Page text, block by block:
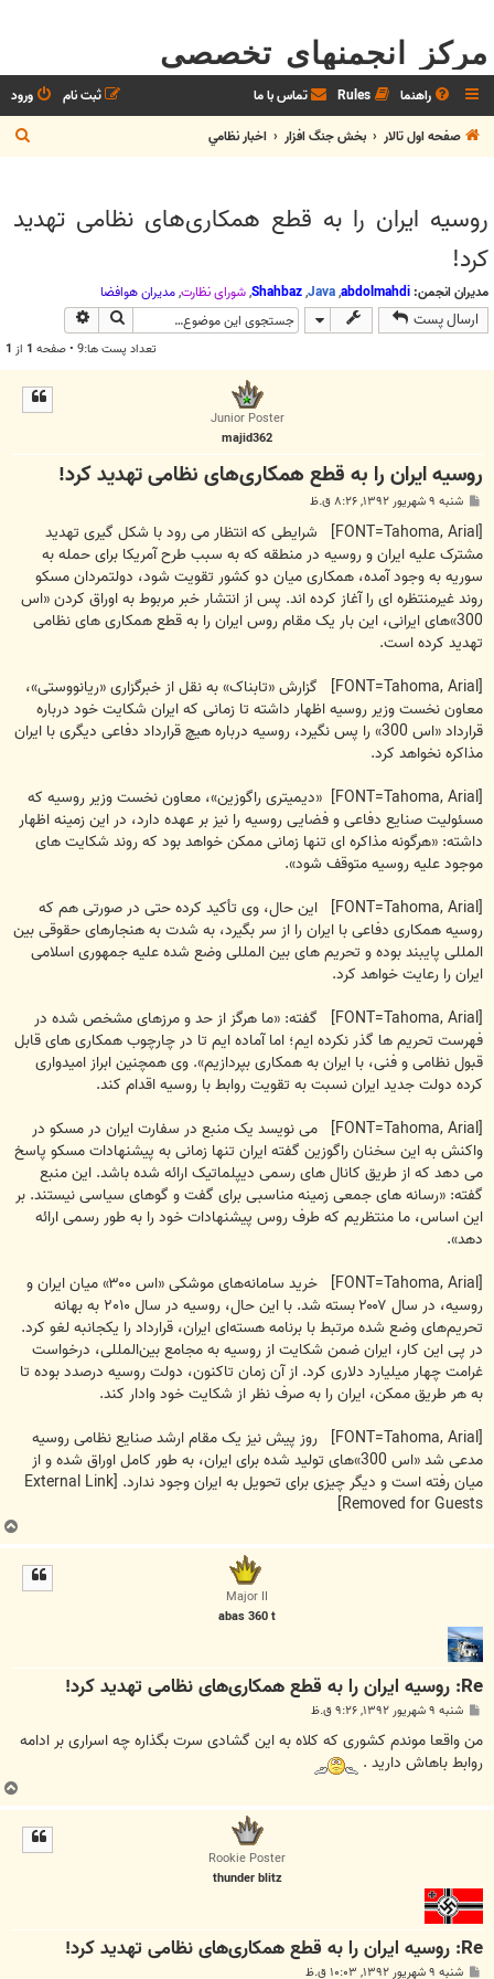
مرکز انجمنهای تخصصی
راهنما Rules تماس با ما ورود
ثبت نام
صفحه اول تالار
بخش جنگ افزار اخبار نظامي
س
روسیه ایران را به قطع همکاری‌های نظامی تهدید
کرد!
مدیران انجمن: abdolmahdi
,
Java
,
Shahbaz
,شوراي نظارت,مديران هوافضا
ارسال پست جستجو
تعداد پست ها:9 • صفحه 1 از 1
Junior Poster
majid362
روسیه ایران را به قطع همکاری‌های نظامی تهدید کرد!
ت
شنبه ۹ شهریور ۱۳۹۲, ۸:۲۶ ق.ظ
[FONT=Tahoma, Arial] شرایطی که انتظار می رود با شکل گیری تهدید
مشترک علیه ایران و روسیه در منطقه که به سبب طرح آمریکا برای حمله به
سوریه به وجود آمده، همکاری میان دو کشور تقویت شود، دولتمردان مسکو
روند غیرمنتظره ای را آغاز کرده اند. پس از انتشار خبر مربوط به اوراق کردن «اس
300»های ایرانی، این بار یک مقام روس ایران را به قطع همکاری های نظامی
تهدید کرده است.
[FONT=Tahoma, Arial] گزارش «تابناک» به نقل از خبرگزاری «ریانووستی»،
معاون نخست وزیر روسیه اظهار داشته تا زمانی که ایران شکایت خود درباره
قرارداد «اس 300» را پس نگیرد، روسیه درباره هیچ قرارداد دفاعی دیگری با ایران
مذاکره نخواهد کرد.
[FONT=Tahoma, Arial] «دیمیتری راگوزین»، معاون نخست وزیر روسیه که
مسئولیت صنایع دفاعی و فضایی روسیه را نیز بر عهده دارد، در این زمینه اظهار
داشته: «هرگونه مذاکره ای تنها زمانی ممکن خواهد بود که روند شکایت های
موجود علیه روسیه متوقف شود».
[FONT=Tahoma, Arial] این حال، وی تأکید کرده حتی در صورتی هم که
روسیه همکاری دفاعی با ایران را از سر بگیرد، به شدت به هنجارهای حقوقی بین
المللی پایبند بوده و تحریم های بین المللی وضع شده علیه جمهوری اسلامی
ایران را رعایت خواهد کرد.
[FONT=Tahoma, Arial] گفته: «ما هرگز از حد و مرزهای مشخص شده در
فهرست تحریم ها گذر نکرده ایم؛ اما آماده ایم تا در چارچوب همکاری های قابل
قبول نظامی و فنی، با ایران به همکاری بپردازیم». وی همچنین ابراز امیدواری
کرده دولت جدید ایران نسبت به تقویت روابط با روسیه اقدام کند.
[FONT=Tahoma, Arial] می نویسد یک منبع در سفارت ایران در مسکو در
واکنش به این سخنان راگوزین گفته ایران تنها زمانی به پیشنهادات مسکو پاسخ
می دهد که از طریق کانال های رسمی دیپلماتیک ارائه شده باشد. این منبع
گفته: «رسانه های جمعی زمینه مناسبی برای گفت و گوهای سیاسی نیستند. بر
این اساس، ما منتظریم که طرف روس پیشنهادات خود را به طور رسمی ارائه
دهد».
[FONT=Tahoma, Arial] خرید سامانه‌های موشکی «اس ۳۰۰»‌ میان ایران و
روسیه، در سال ۲۰۰۷ بسته شد. با این حال، روسیه در سال ۲۰۱۰ به بهانه
تحریم‌های وضع شده مرتبط با برنامه هسته‌ای ایران، قرارداد را ‌‌یکجانبه لغو کرد.
در پی این کار، ایران ضمن شکایت از روسیه به مجامع بین‌المللی، درخواست
غرامت چهار میلیارد دلاری کرد. از آن زمان تاکنون، دولت روسیه درصدد بوده تا
به هر طریق ممکن، ایران را به صرف نظر از شکایت خود وادار کند.
[FONT=Tahoma, Arial] روز پیش نیز یک مقام ارشد صنایع نظامی روسیه
مدعی شد «اس 300»های تولید شده برای ایران، به طور کامل اوراق شده و از
میان رفته است و دیگر چیزی برای تحویل به ایران وجود ندارد. [External Link
Removed for Guests]
Major II
abas 360 t
Re: روسیه ایران را به قطع همکاری‌های نظامی تهدید کرد!
ت
شنبه ۹ شهریور ۱۳۹۲, ۹:۲۶ ق.ظ
من واقعا موندم کشوری که کلاه به این گشادی سرت بگذاره چه اسراری بر ادامه
روابط باهاش دارید .
Rookie Poster
thunder blitz
Re: روسیه ایران را به قطع همکاری‌های نظامی تهدید کرد!
شنبه ۹ شهریور ۱۳۹۲, ۱۰:۰۳ ق.ظ